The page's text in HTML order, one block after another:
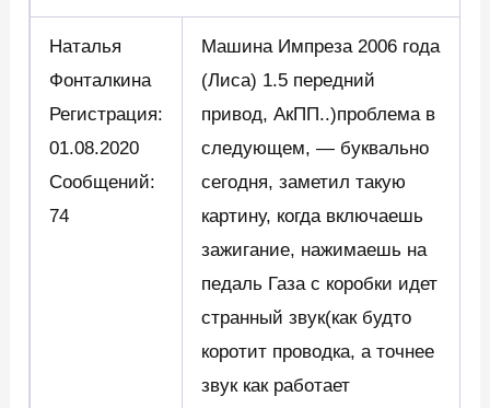
Наталья
Фонталкина
Регистрация:
01.08.2020
Сообщений:
74
Машина Импреза 2006 года
(Лиса) 1.5 передний
привод, АкПП..)проблема в
следующем, — буквально
сегодня, заметил такую
картину, когда включаешь
зажигание, нажимаешь на
педаль Газа с коробки идет
странный звук(как будто
коротит проводка, а точнее
звук как работает